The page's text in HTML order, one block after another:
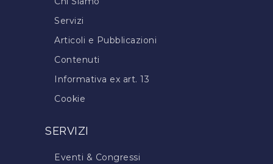
Servizi
Articoli e Pubblicazioni
Contenuti
Informativa ex art. 13
Cookie
SERVIZI
Eventi & Congressi